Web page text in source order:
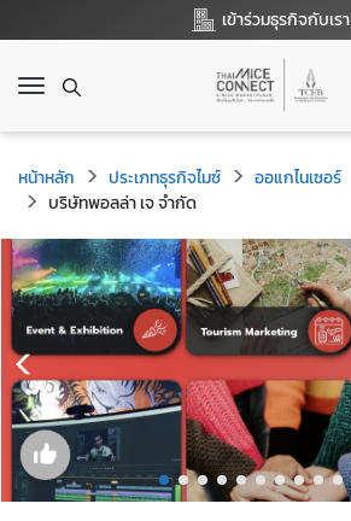
เข้าร่วมธุรกิจกับเรา
T
g
g
l
e
n
a
v
g
t
i
o
n
หน้าหลัก ประเภทธุรกิจไมซ์
ออแกไนเซอร์
บริษัทพอลล่า เจ จำกัด